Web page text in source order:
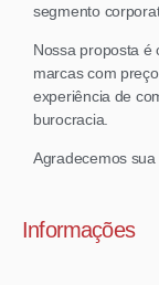
segmento
Nossa proposta é
marcas com
experiência de
burocracia.
Agradecemos
Informações